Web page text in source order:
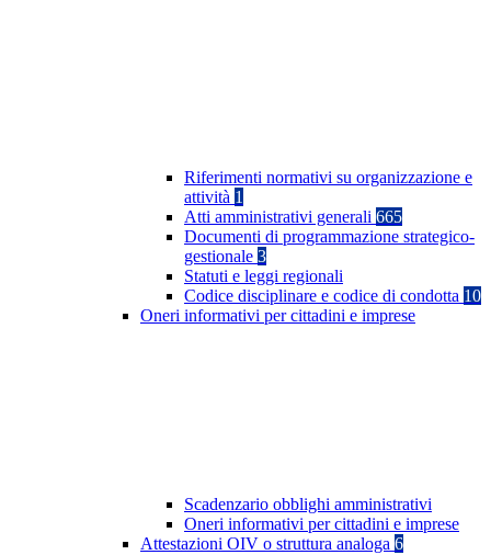
Riferimenti normativi su organizzazione e
attività 1
Atti amministrativi generali 665
Documenti di programmazione strategico-
gestionale 3
Statuti e leggi regionali
Codice disciplinare e codice di condotta 10
Oneri informativi per cittadini e imprese
Scadenzario obblighi amministrativi
Oneri informativi per cittadini e imprese
Attestazioni OIV o struttura analoga 6